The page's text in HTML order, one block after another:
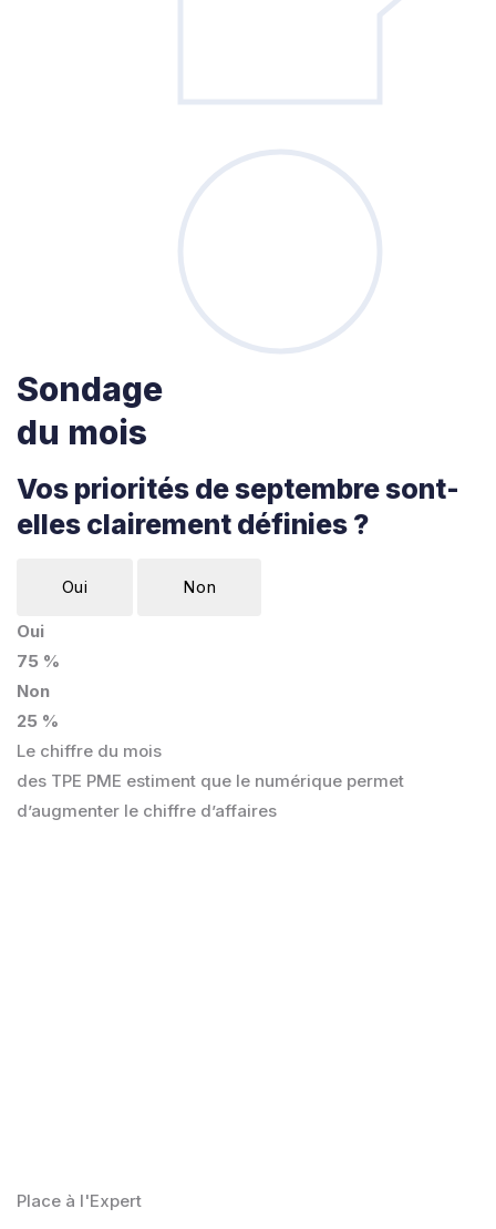
Sondage
du mois
Vos priorités de septembre sont-
elles clairement définies ?
Oui Non
Oui
75 %
Non
25 %
Le chiffre du mois
des TPE PME estiment que le numérique permet
d’augmenter le chiffre d’affaires
Place à l'Expert